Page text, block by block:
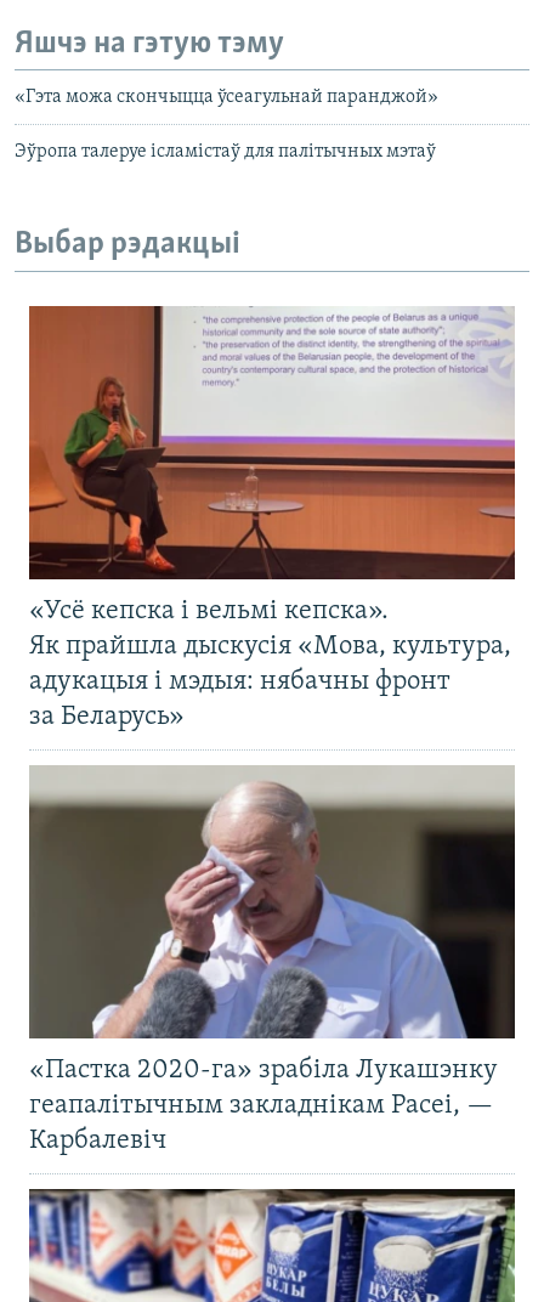
Яшчэ на гэтую тэму
«Гэта можа скончыцца ўсеагульнай паранджой»
Эўропа талеруе ісламістаў для палітычных мэтаў
Выбар рэдакцыі
«Усё кепска і вельмі кепска».
Як прайшла дыскусія «Мова, культура,
адукацыя і мэдыя: нябачны фронт
за Беларусь»
«Пастка 2020-га» зрабіла Лукашэнку
геапалітычным закладнікам Расеі, —
Карбалевіч